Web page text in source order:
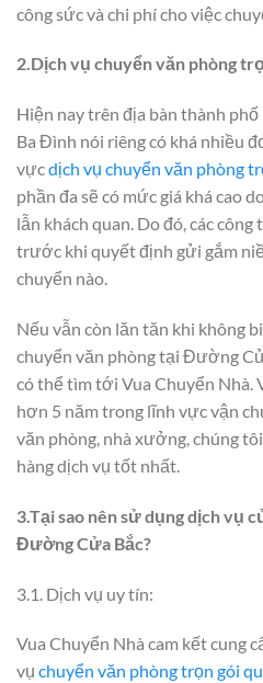
công sức và chi phí cho việc
2.Dịch vụ chuyển văn phòng
Hiện nay trên địa bàn thành
Ba Đình nói riêng có khá nhiều
vựcdịch vụ chuyển văn phòng
phần đa sẽ có mức giá khá cao
lẫn khách quan. Do đó, các
trước khi quyết định gửi gắm
chuyển nào.
Nếu vẫn còn lăn tăn khi không
chuyển văn phòng tại Đường
có thể tìm tới Vua Chuyển Nhà.
hơn 5 năm trong lĩnh vực vận
văn phòng, nhà xưởng, chúng
hàng dịch vụ tốt nhất.
3.Tại sao nên sử dụng dịch vụ
Đường Cửa Bắc?
3.1. Dịch vụ uy tín:
Vua Chuyển Nhà cam kết cung
vụ chuyển văn phòng trọn gói